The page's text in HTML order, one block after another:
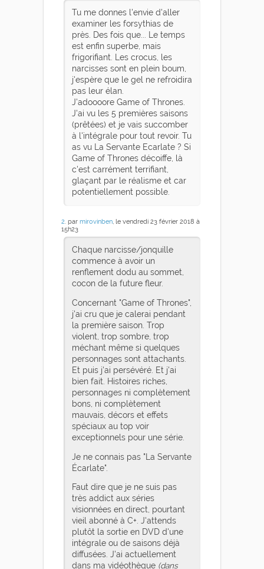
Tu me donnes l'envie d'aller
examiner les forsythias de
près. Des fois que... Le temps
est enfin superbe, mais
frigorifiant. Les crocus, les
narcisses sont en plein boum,
j'espère que le gel ne refroidira
pas leur élan.
J'adoooore Game of Thrones.
J'ai vu les 5 premières saisons
(prêtées) et je vais succomber
à l'intégrale pour tout revoir. Tu
as vu La Servante Ecarlate ? Si
Game of Thrones décoiffe, là
c'est carrément terrifiant,
glaçant par le réalisme et car
potentiellement possible.
2. par mirovinben, le vendredi 23 février 2018 à
15h23
Chaque narcisse/jonquille
commence à avoir un
renflement dodu au sommet,
cocon de la future fleur.
Concernant "Game of Thrones",
j'ai cru que je calerai pendant
la première saison. Trop
violent, trop sombre, trop
méchant même si quelques
personnages sont attachants.
Et puis j'ai persévéré. Et j'ai
bien fait. Histoires riches,
personnages ni complètement
bons, ni complètement
mauvais, décors et effets
spéciaux au top voir
exceptionnels pour une série.
Je ne connais pas "La Servante
Écarlate".
Faut dire que je ne suis pas
très addict aux séries
visionnées en direct, pourtant
vieil abonné à C+. J'attends
plutôt la sortie en DVD d'une
intégrale ou de saisons déjà
diffusées. J'ai actuellement
dans ma vidéothèque (dans